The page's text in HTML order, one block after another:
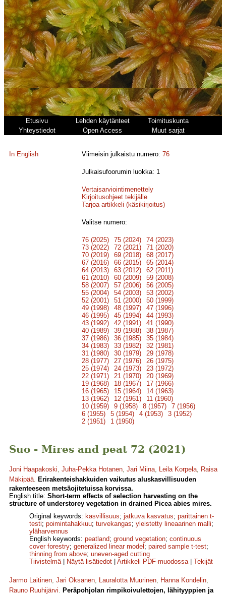
Etusivu Lehden käytänteet
Toimituskunta
Yhteystiedot
Open Access Muut sarjat
In English Viimeisin julkaistu numero:76
Julkaisufoorumin luokka: 1
Vertaisarviointimenettely
Kirjoitusohjeet tekijälle
Tarjoa artikkeli (käsikirjoitus)
Valitse numero:
76 (2025) 75 (2024)
74 (2023)
73 (2022)
72 (2021)
71 (2020)
70 (2019)
69 (2018)
68 (2017)
67 (2016)
66 (2015)
65 (2014)
64 (2013)
63 (2012)
62 (2011)
61 (2010)
60 (2009)
59 (2008)
58 (2007)
57 (2006)
56 (2005)
55 (2004)
54 (2003)
53 (2002)
52 (2001)
51 (2000)
50 (1999)
49 (1998)
48 (1997)
47 (1996)
46 (1995)
45 (1994)
44 (1993)
43 (1992)
42 (1991)
41 (1990)
40 (1989)
39 (1988)
38 (1987)
37 (1986)
36 (1985)
35 (1984)
34 (1983)
33 (1982)
32 (1981)
31 (1980)
30 (1979)
29 (1978)
28 (1977)
27 (1976)
26 (1975)
25 (1974)
24 (1973)
23 (1972)
22 (1971)
21 (1970)
20 (1969)
19 (1968)
18 (1967)
17 (1966)
16 (1965)
15 (1964)
14 (1963)
13 (1962)
12 (1961)
11 (1960)
10 (1959)
9 (1958) 8 (1957)
7 (1956)
6 (1955)
5 (1954) 4 (1953)
3 (1952)
2 (1951)
1 (1950)
Suo - Mires and peat 72 (2021)
Joni Haapakoski, Juha-Pekka Hotanen, Jari Miina, Leila Korpela, Raisa
Mäkipää. Erirakenteishakkuiden vaikutus aluskasvillisuuden
rakenteeseen metsäojitetuissa korvissa.
English title: Short-term effects of selection harvesting on the
structure of understorey vegetation in drained Picea abies mires.
Original keywords: kasvillisuus; jatkuva kasvatus; parittainen t-
testi; poimintahakkuu; turvekangas; yleistetty lineaarinen malli;
yläharvennus
English keywords: peatland; ground vegetation; continuous
cover forestry; generalized linear model ; paired sample t-test;
thinning from above; uneven-aged cutting
Tiivistelmä| Näytä lisätiedot Artikkeli PDF-muodossa| Tekijät
Jarmo Laitinen, Jari Oksanen, Lauralotta Muurinen, Hanna Kondelin,
Rauno Ruuhijärvi. Peräpohjolan rimpikoivulettojen, lähityyppien ja